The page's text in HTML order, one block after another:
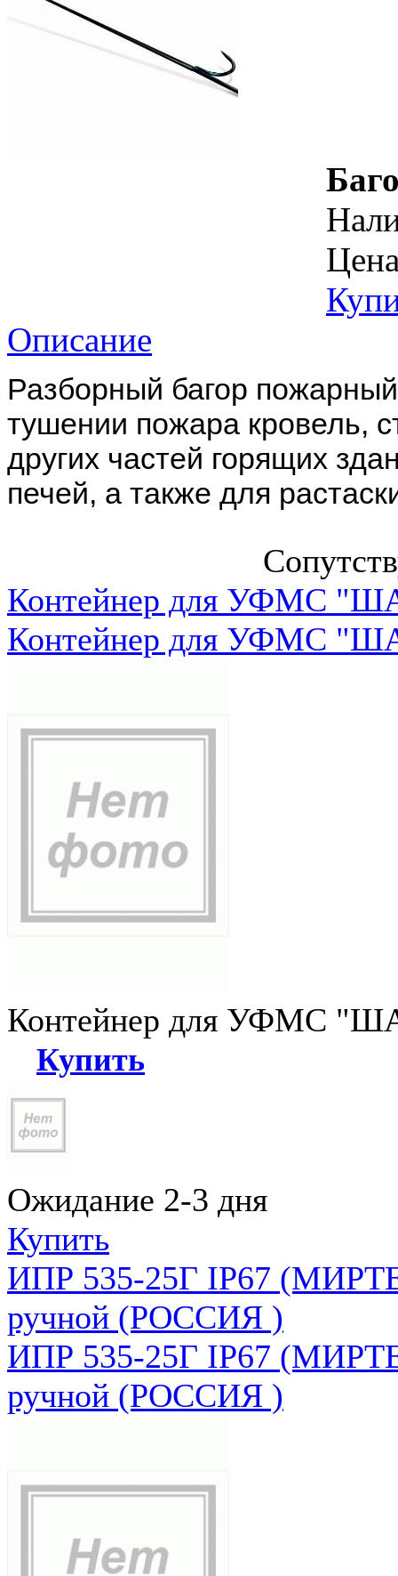
Описание
Разборный багор
тушении пожара кровель,
других частей горящих
печей, а также для
Контейнер для УФМС
Контейнер для УФМС
Контейнер для УФМС
Купить
Ожидание 2-3 дня
Купить
ИПР 535-25Г IP67
ручной (РОССИЯ )
ИПР 535-25Г IP67
ручной (РОССИЯ )